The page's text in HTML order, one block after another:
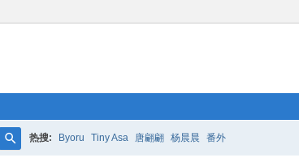
热搜: Byoru Tiny Asa 唐翩翩 杨晨晨 番外